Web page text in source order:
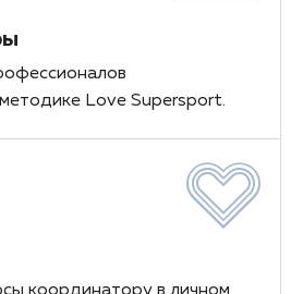
Love Supersport.